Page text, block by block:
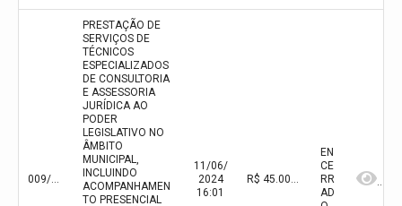
009/2024
PRESTAÇÃO DE
SERVIÇOS DE
TÉCNICOS
ESPECIALIZADOS
DE CONSULTORIA
E ASSESSORIA
JURÍDICA AO
PODER
LEGISLATIVO NO
ÂMBITO
MUNICIPAL,
INCLUINDO
ACOMPANHAMEN
TO PRESENCIAL
11/06/
2024
16:01
R$ 45.000,00(valor inicial) R$ 45.000,00(valor atualizado)
EN
CE
RR
AD